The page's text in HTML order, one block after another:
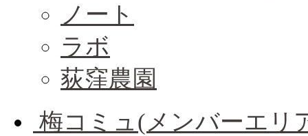
ノート
ラボ
荻窪農園
梅コミュ(メンバーエリ